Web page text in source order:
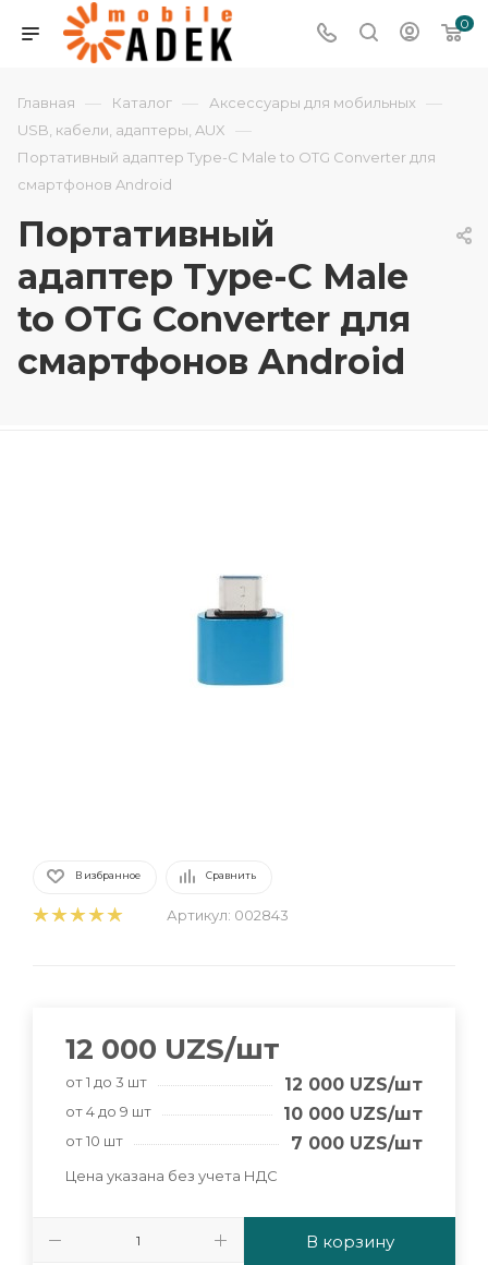
0
Главная — Каталог — Аксессуары для мобильных —
USB, кабели, адаптеры, AUX —
Портативный адаптер Type-C Male to OTG Converter для
смартфонов Android
Портативный
адаптер Type-C Male
to OTG Converter для
смартфонов Android
В избранное Сравнить
Артикул: 002843
12 000 UZS/шт
от 1 до 3 шт 12 000 UZS/шт
от 4 до 9 шт 10 000 UZS/шт
от 10 шт 7 000 UZS/шт
Цена указана без учета НДС
В корзину